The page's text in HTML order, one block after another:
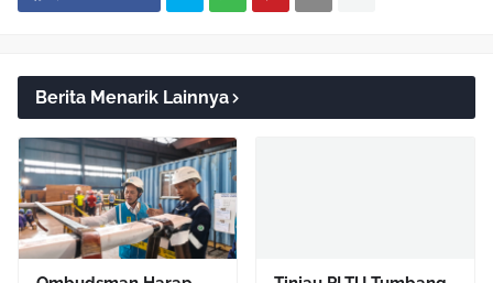
Berita Menarik Lainnya